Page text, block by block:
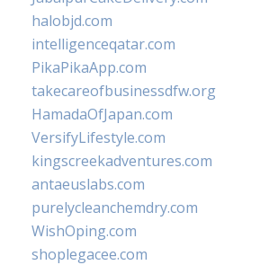
halobjd.com
intelligenceqatar.com
PikaPikaApp.com
takecareofbusinessdfw.org
HamadaOfJapan.com
VersifyLifestyle.com
kingscreekadventures.com
antaeuslabs.com
purelycleanchemdry.com
WishOping.com
shoplegacee.com